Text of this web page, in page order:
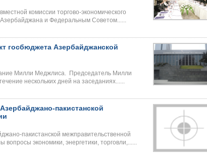
комиссии торгово-экономического
и Федеральным Советом......
госбюджета Азербайджанской
Милли Меджлиса. Председатель Милли
нескольких дней на заседаниях......
пакистанской
пакистанской межправительственной
экономики, энергетики, торговли,......